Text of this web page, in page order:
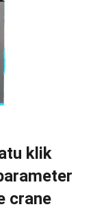
klik
crane